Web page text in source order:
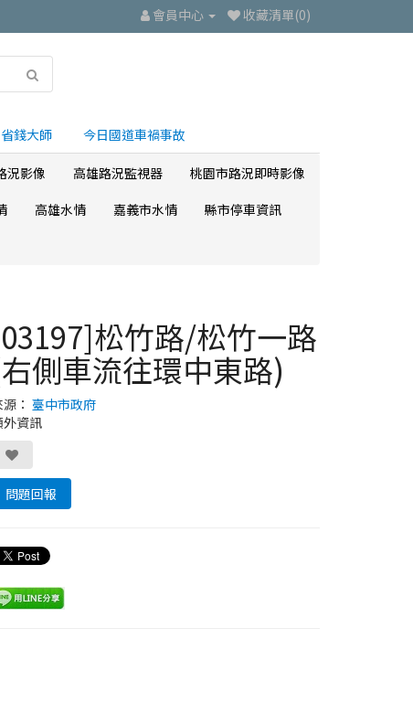
會員中心 收藏清單(0)
省錢大師 今日國道車禍事故
況影像 高雄路況監視器
桃園市路況即時影像
高雄水情 嘉義市水情
縣市停車資訊
松竹路/松竹一路
側車流往環中東路)
： 臺中市政府
外資訊
問題回報